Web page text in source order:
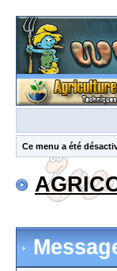
Ce menu a été